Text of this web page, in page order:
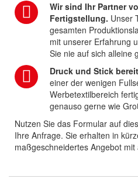
Wir sind Ihr Partner
Fertigstellung. Unser
gesamten
mit unserer Erfahrung
Sie nie auf sich alleine
Druck und Stick
einer der wenigen
Werbetextilbereich
genauso gerne wie
Nutzen Sie das Formular auf
Ihre Anfrage. Sie erhalten in
maßgeschneidertes Angebot